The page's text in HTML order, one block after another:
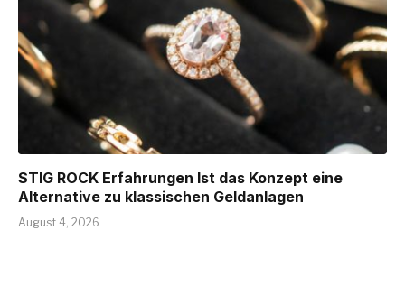
STIG ROCK Erfahrungen Ist das Konzept eine
Alternative zu klassischen Geldanlagen
August 4, 2026